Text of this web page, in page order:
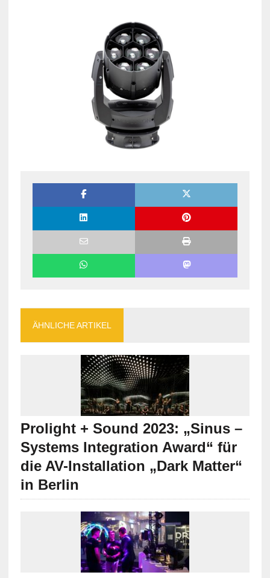
ÄHNLICHE ARTIKEL
Prolight + Sound 2023: „Sinus –
Systems Integration Award“ für
die AV-Installation „Dark Matter“
in Berlin